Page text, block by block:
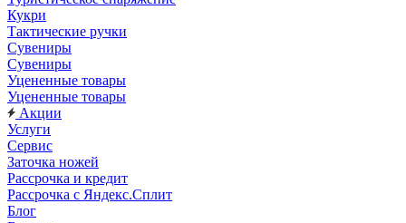
Кукри
Тактические ручки
Сувениры
Сувениры
Уцененные товары
Уцененные товары
Акции
Услуги
Сервис
Заточка ножей
Рассрочка и кредит
Рассрочка с Яндекс.Сплит
Блог